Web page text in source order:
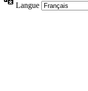
Langue